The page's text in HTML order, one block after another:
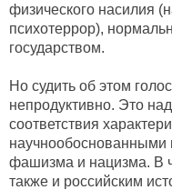
физического насилия
психотеррор),
государством.
Но судить об этом
непродуктивно. Это
соответствия
научнообоснованными
фашизма и нацизма. В
также и российским